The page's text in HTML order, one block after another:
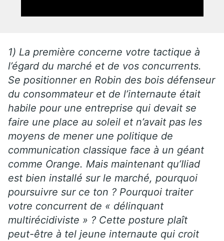
1) La première concerne votre tactique à
l’égard du marché et de vos concurrents.
Se positionner en Robin des bois défenseur
du consommateur et de l’internaute était
habile pour une entreprise qui devait se
faire une place au soleil et n’avait pas les
moyens de mener une politique de
communication classique face à un géant
comme Orange. Mais maintenant qu’Iliad
est bien installé sur le marché, pourquoi
poursuivre sur ce ton ? Pourquoi traiter
votre concurrent de « délinquant
multirécidiviste » ? Cette posture plaît
peut-être à tel jeune internaute qui croit